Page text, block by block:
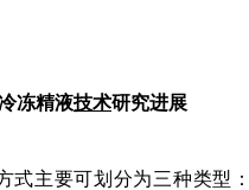
冻精液技术研究进展
主要可划分为三种类型：